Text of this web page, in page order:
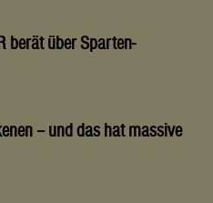
berät über Sparten-
– und das hat massive